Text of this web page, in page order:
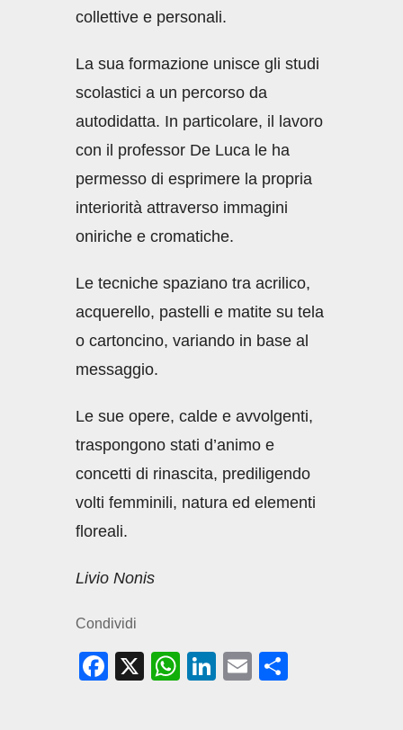
collettive e personali.
La sua formazione unisce gli studi
scolastici a un percorso da
autodidatta. In particolare, il lavoro
con il professor De Luca le ha
permesso di esprimere la propria
interiorità attraverso immagini
oniriche e cromatiche.
Le tecniche spaziano tra acrilico,
acquerello, pastelli e matite su tela
o cartoncino, variando in base al
messaggio.
Le sue opere, calde e avvolgenti,
traspongono stati d’animo e
concetti di rinascita, prediligendo
volti femminili, natura ed elementi
floreali.
Livio Nonis
Condividi
F
X
W Li
E